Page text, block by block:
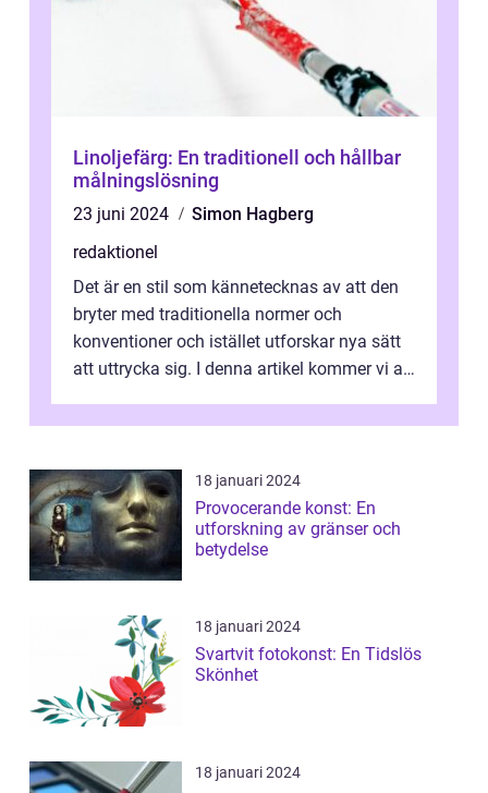
Linoljefärg: En traditionell och hållbar
målningslösning
23 juni 2024
Simon Hagberg
redaktionel
Det är en stil som kännetecknas av att den
bryter med traditionella normer och
konventioner och istället utforskar nya sätt
att uttrycka sig. I denna artikel kommer vi att
18 januari 2024
Provocerande konst: En
utforskning av gränser och
betydelse
18 januari 2024
Svartvit fotokonst: En Tidslös
Skönhet
18 januari 2024